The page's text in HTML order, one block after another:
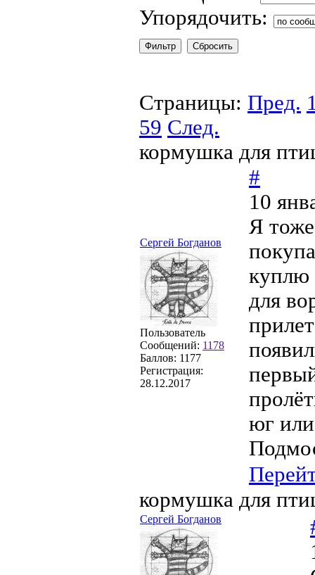
Упорядочить:
Страницы: Пред.
59 След.
кормушка для
Сергей Богданов
Пользователь
Сообщений: 1178
Баллов: 1177
Регистрация:
28.12.2017
#
10
Я
куплю
для
юг
кормушка для
Сергей Богданов